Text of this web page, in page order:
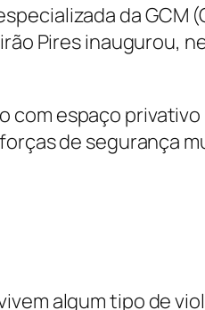
da GCM
Pires inaugurou,
com espaço
de segurança
algum tipo de